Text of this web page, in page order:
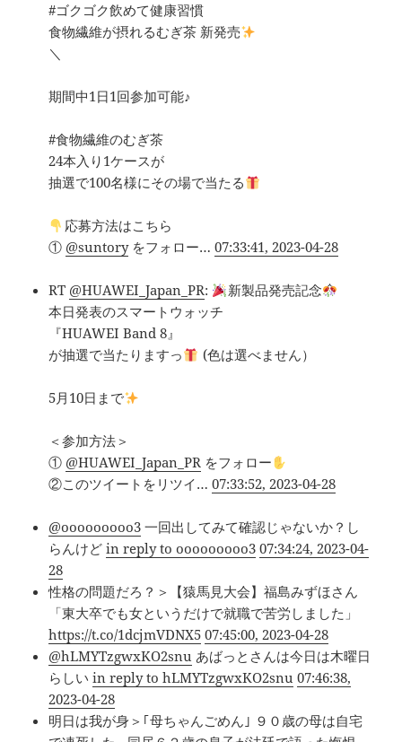
#ゴクゴク飲めて健康習慣
食物繊維が摂れるむぎ茶 新発売
＼
期間中1日1回参加可能♪
#食物繊維のむぎ茶
24本入り1ケースが
抽選で100名様にその場で当たる
応募方法はこちら
① @suntoryをフォロー…07:33:41, 2023-04-28
RT @HUAWEI_Japan_PR:
新製品発売記念
本日発表のスマートウォッチ
『HUAWEI Band 8』
が抽選で当たりますっ
(色は選べません）
5月10日まで
＜参加方法＞
① @HUAWEI_Japan_PR をフォロー
②このツイートをリツイ…07:33:52, 2023-04-28
@ooooooooo3 一回出してみて確認じゃないか？し
らんけどin reply to ooooooooo3 07:34:24, 2023-04-
28
性格の問題だろ？＞【猿馬見大会】福島みずほさん
「東大卒でも女というだけで就職で苦労しました」
https://t.co/1dcjmVDNX5 07:45:00, 2023-04-28
@hLMYTzgwxKO2snu あばっとさんは今日は木曜日
らしいin reply to hLMYTzgwxKO2snu 07:46:38,
2023-04-28
明日は我が身＞｢母ちゃんごめん｣ ９０歳の母は自宅